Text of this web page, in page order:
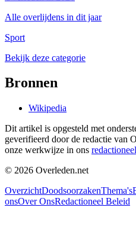
Alle overlijdens in dit jaar
Sport
Bekijk deze categorie
Bronnen
Wikipedia
Dit artikel is opgesteld met
geverifieerd door de redactie van
onze werkwijze in ons
© 2026 Overleden.net
OverzichtDoodsoorzakenThema's
onsOver OnsRedactioneel Beleid